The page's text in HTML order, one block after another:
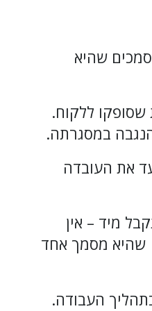
שהיא
ללקוח.
במסגרתה.
את העובדה
מיד – אין
שהיא מסמך אחד
העבודה.